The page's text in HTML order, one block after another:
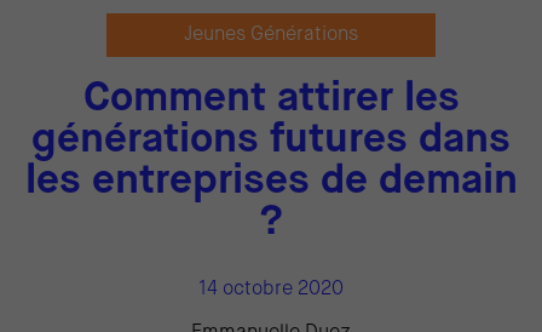
Jeunes Générations
Comment attirer les
générations futures dans
les entreprises de demain
?
14 octobre 2020